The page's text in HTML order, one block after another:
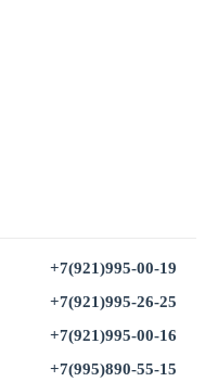
+7(921)995-00-19
+7(921)995-26-25
+7(921)995-00-16
+7(995)890-55-15